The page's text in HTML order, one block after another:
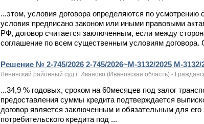
...этом, условия договора определяются по усмотрению
условия предписано законом или иными правовыми
РФ, договор считается заключенным, если между
соглашение по всем существенным условиям договора.
Решение № 2-745/2026 2-745/2026~М-3132/2025 М-3132/
Ленинский районный суд г. Иваново (Ивановская область) -
...34,9 % годовых, сроком на 60месяцев под залог
предоставления суммы кредита подтверждается
договор является заключенным и обязательным для
потребительского кредита под ...